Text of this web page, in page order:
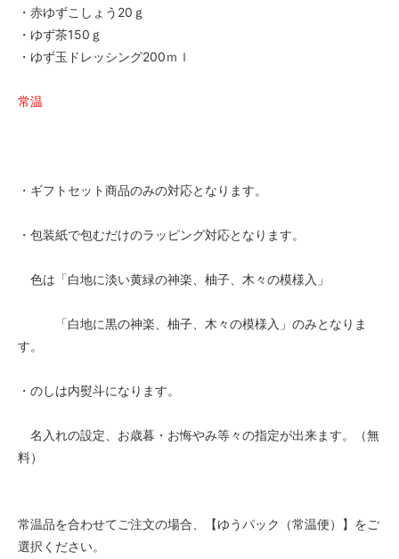
・赤ゆずこしょう20ｇ
・ゆず茶150ｇ
・ゆず玉ドレッシング200ｍｌ
常温
・ギフトセット商品のみの対応となります。
・包装紙で包むだけのラッピング対応となります。
色は「白地に淡い黄緑の神楽、柚子、木々の模様入」
「白地に黒の神楽、柚子、木々の模様入」のみとなりま
す。
・のしは内熨斗になります。
名入れの設定、お歳暮・お悔やみ等々の指定が出来ます。（無
料）
常温品を合わせてご注文の場合、【ゆうパック（常温便）】をご
選択ください。